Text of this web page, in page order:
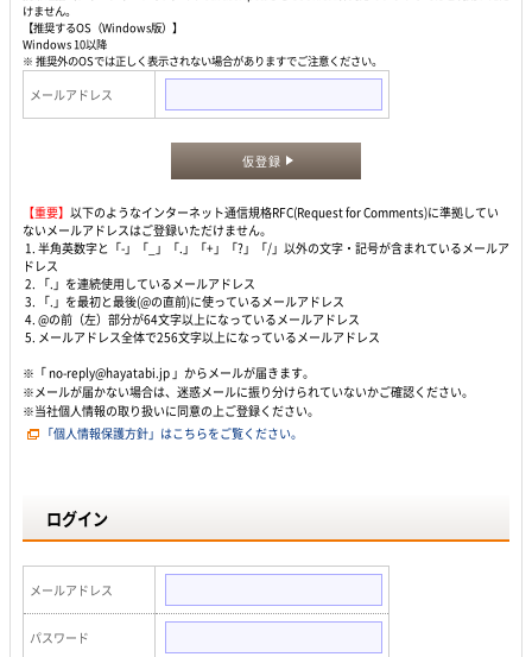
けません。
【推奨するOS（Windows版）】
Windows 10以降
※ 推奨外のOSでは正しく表示されない場合がありますでご注意ください。
メールアドレス
仮登録
【重要】 以下のようなインターネット通信規格RFC(Request for Comments)に準拠してい
ないメールアドレスはご登録いただけません。
1. 半角英数字と「-」「_」「.」「+」「?」「/」以外の文字・記号が含まれているメールア
ドレス
2. 「.」を連続使用しているメールアドレス
3. 「.」を最初と最後(@の直前)に使っているメールアドレス
4. @の前（左）部分が64文字以上になっているメールアドレス
5. メールアドレス全体で256文字以上になっているメールアドレス
※「 no-reply@hayatabi.jp 」からメールが届きます。
※メールが届かない場合は、迷惑メールに振り分けられていないかご確認ください。
※当社個人情報の取り扱いに同意の上ご登録ください。
「個人情報保護方針」はこちらをご覧ください。
ログイン
メールアドレス
パスワード